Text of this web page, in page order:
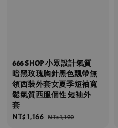
666 SHOP 小眾設計氣質
暗黑玫瑰胸針黑色飄帶無
領西裝外套女夏季短袖寬
鬆氣質西服個性 短袖外
套
Sale
NT$ 1,166 Regular
NT$ 1,190